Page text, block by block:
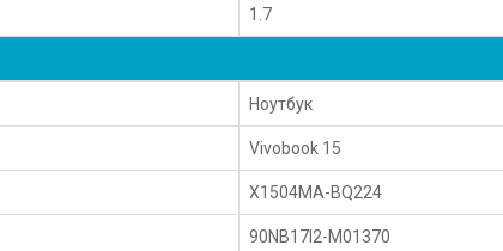
1.7
Ноутбук
Vivobook 15
X1504MA-BQ224
90NB17I2-M01370